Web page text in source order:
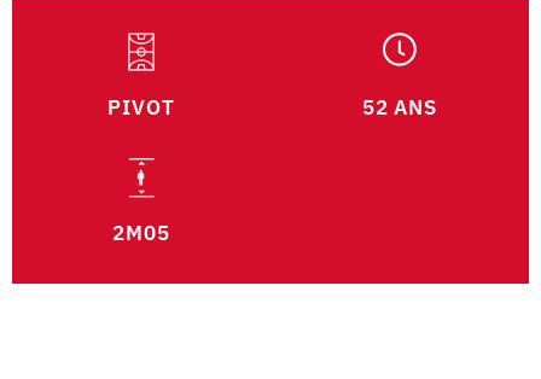
PIVOT 52 ANS
2M05